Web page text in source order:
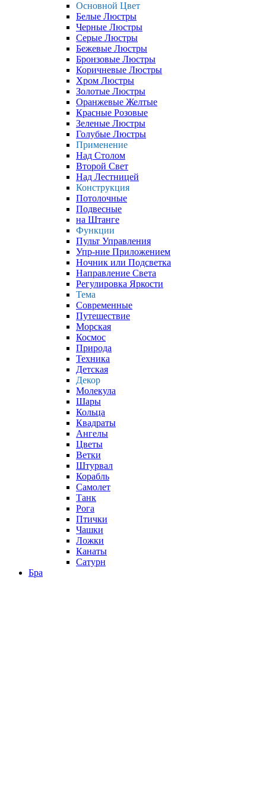
Основной Цвет
Белые Люстры
Черные Люстры
Серые Люстры
Бежевые Люстры
Бронзовые Люстры
Коричневые Люстры
Хром Люстры
Золотые Люстры
Оранжевые Желтые
Красные Розовые
Зеленые Люстры
Голубые Люстры
Применение
Над Столом
Второй Свет
Над Лестницей
Конструкция
Потолочные
Подвесные
на Штанге
Функции
Пульт Управления
Упр-ние Приложением
Ночник или Подсветка
Направление Света
Регулировка Яркости
Тема
Современные
Путешествие
Морская
Космос
Природа
Техника
Детская
Декор
Молекула
Шары
Кольца
Квадраты
Ангелы
Цветы
Ветки
Штурвал
Корабль
Самолет
Танк
Рога
Птички
Чашки
Ложки
Канаты
Сатурн
Бра